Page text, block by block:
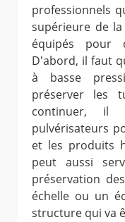
professionnels
supérieure de
équipés pour
D'abord, il faut
à basse
préserver les
continuer, il
pulvérisateurs
et les produits
peut aussi
préservation
échelle ou un
structure qui va